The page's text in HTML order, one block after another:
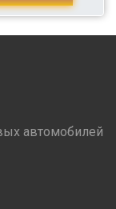
автомобилей